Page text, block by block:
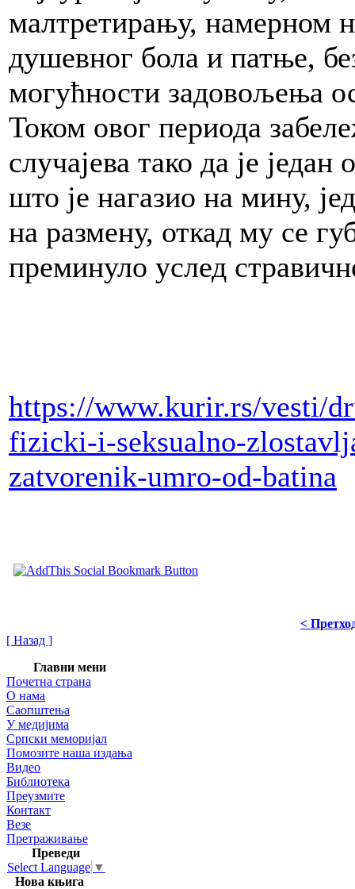
малтретирању, намерном
душевног бола и патње,
могућности задовољења
Током овог периода
случајева тако да је
што је нагазио на мину,
на размену, откад му се
преминуло услед
https://www.kurir.rs/vesti/
fizicki-i-seksualno-
zatvorenik-umro-od-batina
<
[ Назад ]
Главни мени
Почетна страна
О нама
Саопштења
У медијима
Српски меморијал
Помозите наша издања
Видео
Библиотека
Преузмите
Контакт
Везе
Претраживање
Преведи
Select Language ▼
Нова књига